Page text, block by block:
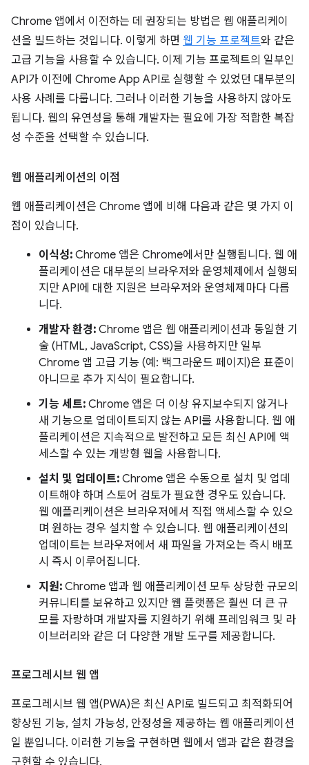
Chrome 앱에서 이전하는 데 권장되는 방법은 웹 애플리케이
션을 빌드하는 것입니다. 이렇게 하면 웹 기능 프로젝트와 같은
고급 기능을 사용할 수 있습니다. 이제 기능 프로젝트의 일부인
API가 이전에 Chrome App API로 실행할 수 있었던 대부분의
사용 사례를 다룹니다. 그러나 이러한 기능을 사용하지 않아도
됩니다. 웹의 유연성을 통해 개발자는 필요에 가장 적합한 복잡
성 수준을 선택할 수 있습니다.
웹 애플리케이션의 이점
웹 애플리케이션은 Chrome 앱에 비해 다음과 같은 몇 가지 이
점이 있습니다.
이식성: Chrome 앱은 Chrome에서만 실행됩니다. 웹 애
플리케이션은 대부분의 브라우저와 운영체제에서 실행되
지만 API에 대한 지원은 브라우저와 운영체제마다 다릅
니다.
개발자 환경: Chrome 앱은 웹 애플리케이션과 동일한 기
술 (HTML, JavaScript, CSS)을 사용하지만 일부
Chrome 앱 고급 기능 (예: 백그라운드 페이지)은 표준이
아니므로 추가 지식이 필요합니다.
기능 세트: Chrome 앱은 더 이상 유지보수되지 않거나
새 기능으로 업데이트되지 않는 API를 사용합니다. 웹 애
플리케이션은 지속적으로 발전하고 모든 최신 API에 액
세스할 수 있는 개방형 웹을 사용합니다.
설치 및 업데이트: Chrome 앱은 수동으로 설치 및 업데
이트해야 하며 스토어 검토가 필요한 경우도 있습니다.
웹 애플리케이션은 브라우저에서 직접 액세스할 수 있으
며 원하는 경우 설치할 수 있습니다. 웹 애플리케이션의
업데이트는 브라우저에서 새 파일을 가져오는 즉시 배포
시 즉시 이루어집니다.
지원: Chrome 앱과 웹 애플리케이션 모두 상당한 규모의
커뮤니티를 보유하고 있지만 웹 플랫폼은 훨씬 더 큰 규
모를 자랑하며 개발자를 지원하기 위해 프레임워크 및 라
이브러리와 같은 더 다양한 개발 도구를 제공합니다.
프로그레시브 웹 앱
프로그레시브 웹 앱(PWA)은 최신 API로 빌드되고 최적화되어
향상된 기능, 설치 가능성, 안정성을 제공하는 웹 애플리케이션
일 뿐입니다. 이러한 기능을 구현하면 웹에서 앱과 같은 환경을